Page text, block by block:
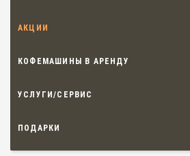
АКЦИИ
КОФЕМАШИНЫ В АРЕНДУ
УСЛУГИ/СЕРВИС
ПОДАРКИ